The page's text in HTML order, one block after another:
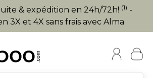
& expédition en 24h/72h! (1) -
3X et 4X sans frais avec Alma